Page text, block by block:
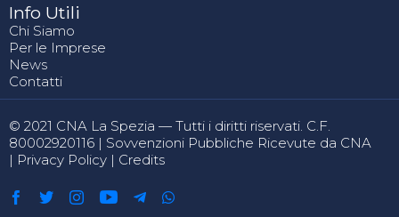
Info Utili
Chi Siamo
Per le Imprese
News
Contatti
© 2021 CNA La Spezia — Tutti i diritti riservati. C.F.
80002920116 | Sovvenzioni Pubbliche Ricevute da CNA
| Privacy Policy | Credits